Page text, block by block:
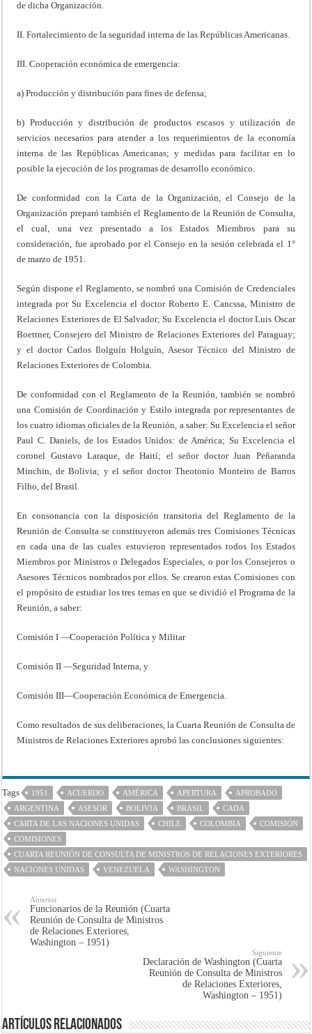
de dicha Organización.
II. Fortalecimiento de la seguridad interna de las Repúblicas Americanas.
III. Cooperación económica de emergencia:
a) Producción y distribución para fines de defensa;
b) Producción y distribución de productos escasos y utilización de
servicios necesarios para atender a los requerimientos de la economía
interna de las Repúblicas Americanas; y medidas para facilitar en lo
posible la ejecución de los programas de desarrollo económico.
De conformidad con la Carta de la Organización, el Consejo de la
Organización preparó también el Reglamento de la Reunión de Consulta,
el cual, una vez presentado a los Estados Miembros para su
consideración, fue aprobado por el Consejo en la sesión celebrada el 1°
de marzo de 1951.
Según dispone el Reglamento, se nombró una Comisión de Credenciales
integrada por Su Excelencia el doctor Roberto E. Cancssa, Ministro de
Relaciones Exteriores de El Salvador; Su Excelencia el doctor Luis Oscar
Boettner, Consejero del Ministro de Relaciones Exteriores del Paraguay;
y el doctor Carlos Ilolguín Holguín, Asesor Técnico del Ministro de
Relaciones Exteriores de Colombia.
De conformidad con el Reglamento de la Reunión, también se nombró
una Comisión de Coordinación y Estilo integrada por representantes de
los cuatro idiomas oficiales de la Reunión, a saber: Su Excelencia el señor
Paul C. Daniels, de los Estados Unidos: de América; Su Excelencia el
coronel Gustavo Laraque, de Haití; el señor doctor Juan Peñaranda
Minchin, de Bolivia; y el señor doctor Theotonio Monteiro de Barros
Filho, del Brasil.
En consonancia con la disposición transitoria del Reglamento de la
Reunión de Consulta se constituyeron además tres Comisiones Técnicas
en cada una de las cuales estuvieron representados todos los Estados
Miembros por Ministros o Delegados Especiales, o por los Consejeros o
Asesores Técnicos nombrados por ellos. Se crearon estas Comisiones con
el propósito de estudiar los tres temas en que se dividió el Programa de la
Reunión, a saber:
Comisión I —Cooperación Política y Militar
Comisión II —Seguridad Interna, y
Comisión III—Cooperación Económica de Emergencia.
Como resultados de sus deliberaciones, la Cuarta Reunión de Consulta de
Ministros de Relaciones Exteriores aprobó las conclusiones siguientes:
Tags 1951 ACUERDO AMÉRICA APERTURA
APROBADO
ARGENTINA
ASESOR BOLIVIA BRASIL
CADA
CARTA DE LAS NACIONES UNIDAS
CHILE COLOMBIA
COMISIÓN
COMISIONES
CUARTA REUNIÓN DE CONSULTA DE MINISTROS DE RELACIONES EXTERIORES
NACIONES UNIDAS
VENEZUELA WASHINGTON
Anterior
Funcionarios de la Reunión (Cuarta
Reunión de Consulta de Ministros
de Relaciones Exteriores,
Washington – 1951)
Siguiente
Declaración de Washington (Cuarta
Reunión de Consulta de Ministros
de Relaciones Exteriores,
Washington – 1951)
Artículos Relacionados